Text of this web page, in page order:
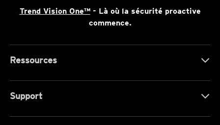
Trend Vision One™- Là où la sécurité proactive
commence.
Ressources
Support